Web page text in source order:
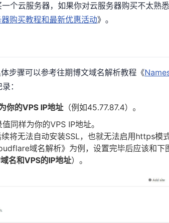
个云服务器，如果你对云服务器购买不太熟
购买教程和最新优惠活动》。
步骤可以参考往期博文域名解析教程《
：
你的VPS IP地址 （例如45.77.87.4）。
同样为你的VPS IP地址。
将无法自动安装SSL，也就无法启用https模式
域名解析》为例，设置完毕后应该和下
名和VPS的IP地址）。